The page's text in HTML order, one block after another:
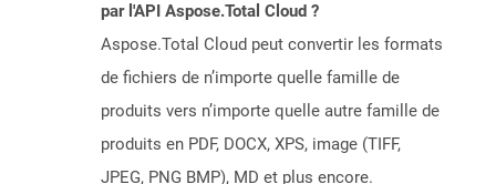
par l'API Aspose.Total Cloud ?
Aspose.Total Cloud peut convertir les formats
de fichiers de n’importe quelle famille de
produits vers n’importe quelle autre famille de
produits en PDF, DOCX, XPS, image (TIFF,
JPEG, PNG BMP), MD et plus encore.